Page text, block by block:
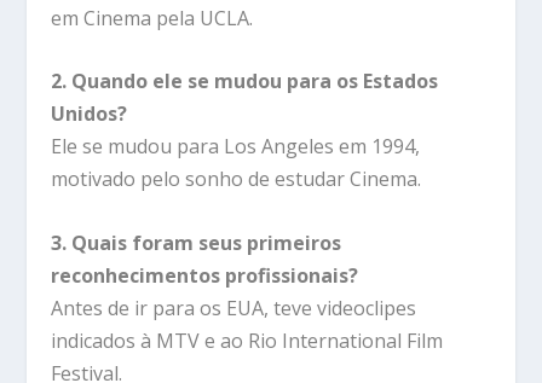
em Cinema pela UCLA.
2. Quando ele se mudou para os Estados
Unidos?
Ele se mudou para Los Angeles em 1994,
motivado pelo sonho de estudar Cinema.
3. Quais foram seus primeiros
reconhecimentos profissionais?
Antes de ir para os EUA, teve videoclipes
indicados à MTV e ao Rio International Film
Festival.